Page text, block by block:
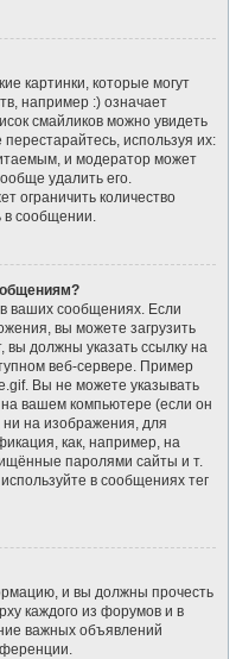
картинки, которые могут
например :) означает
смайликов можно увидеть
используя их:
и модератор может
удалить его.
ограничить количество
в сообщении.
ваших сообщениях. Если
вы можете загрузить
должны указать ссылку на
веб-сервере. Пример
Вы не можете указывать
вашем компьютере (если он
на изображения, для
как, например, на
паролями сайты и т.
в сообщениях тег
и вы должны прочесть
каждого из форумов и в
важных объявлений